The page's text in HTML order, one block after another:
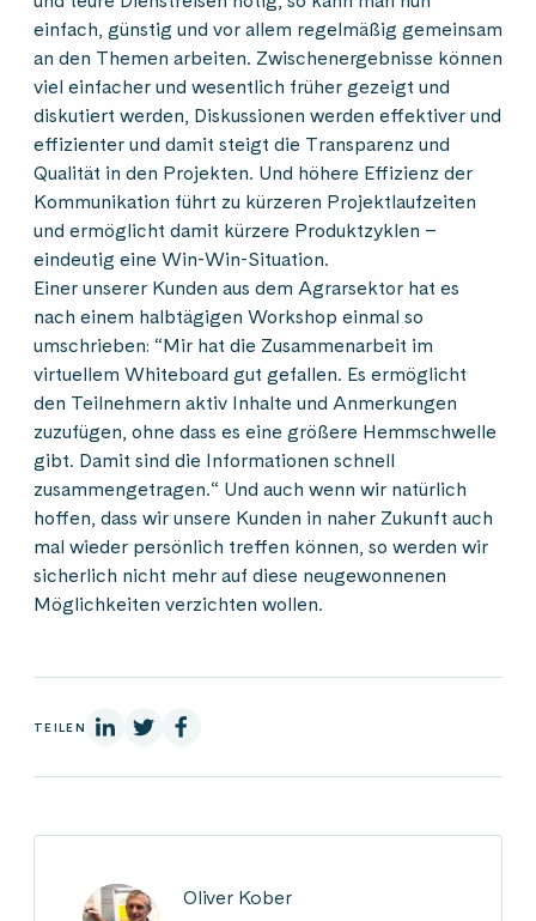
einfach, günstig und vor allem regelmäßig gemeinsam
an den Themen arbeiten. Zwischenergebnisse können
viel einfacher und wesentlich früher gezeigt und
diskutiert werden, Diskussionen werden effektiver und
effizienter und damit steigt die Transparenz und
Qualität in den Projekten. Und höhere Effizienz der
Kommunikation führt zu kürzeren Projektlaufzeiten
und ermöglicht damit kürzere Produktzyklen –
eindeutig eine Win-Win-Situation.
Einer unserer Kunden aus dem Agrarsektor hat es
nach einem halbtägigen Workshop einmal so
umschrieben: “Mir hat die Zusammenarbeit im
virtuellem Whiteboard gut gefallen. Es ermöglicht
den Teilnehmern aktiv Inhalte und Anmerkungen
zuzufügen, ohne dass es eine größere Hemmschwelle
gibt. Damit sind die Informationen schnell
zusammengetragen.“ Und auch wenn wir natürlich
hoffen, dass wir unsere Kunden in naher Zukunft auch
mal wieder persönlich treffen können, so werden wir
sicherlich nicht mehr auf diese neugewonnenen
Möglichkeiten verzichten wollen.
TEILEN Auf Linkedin
Auf X Auf Facebook
Oliver Kober